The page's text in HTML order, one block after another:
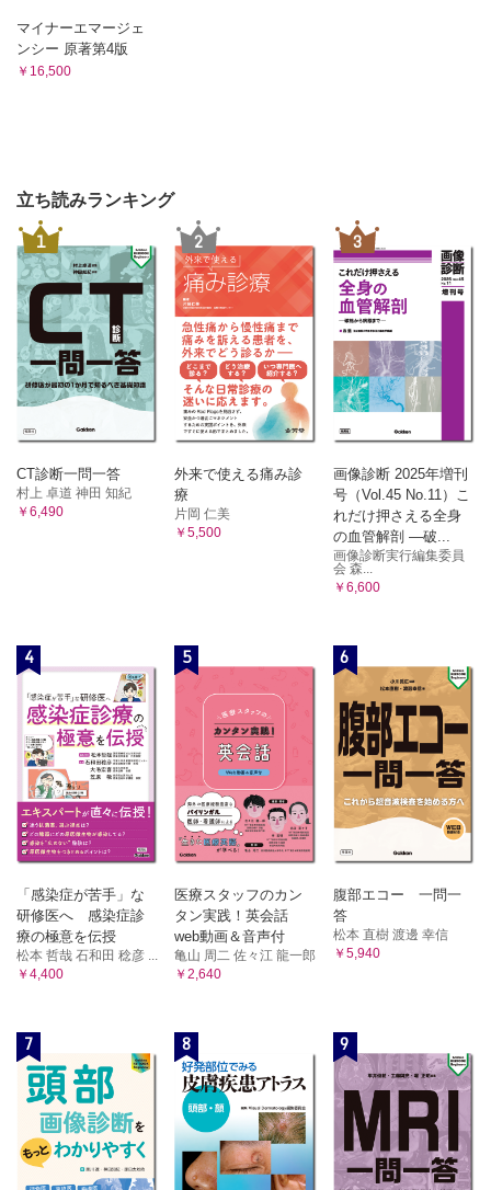
マイナーエマージェ
ンシー 原著第4版
￥16,500
立ち読みランキング
1
CT診断一問一答
村上 卓道 神田 知紀
￥6,490
2
外来で使える痛み診
療
片岡 仁美
￥5,500
3
画像診断 2025年増刊
号（Vol.45 No.11）こ
れだけ押さえる全身
の血管解剖 ―破...
画像診断実行編集委員
会 森...
￥6,600
4
「感染症が苦手」な
研修医へ 感染症診
療の極意を伝授
松本 哲哉 石和田 稔彦 ...
￥4,400
5
医療スタッフのカン
タン実践！英会話
web動画＆音声付
亀山 周二 佐々江 龍一郎
￥2,640
6
腹部エコー 一問一
答
松本 直樹 渡邊 幸信
￥5,940
7 8 9